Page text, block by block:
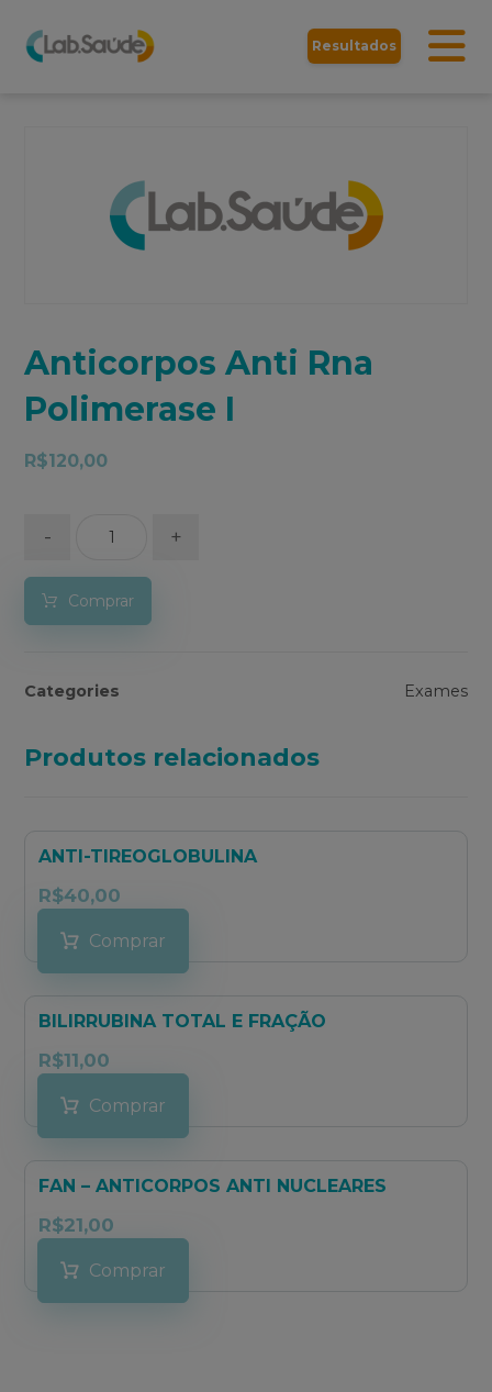
Resultados
Anticorpos Anti Rna
Polimerase I
R$120,00
- +
Comprar
Categories Exames
Produtos relacionados
ANTI-TIREOGLOBULINA
R$40,00
Comprar
BILIRRUBINA TOTAL E FRAÇÃO
R$11,00
Comprar
FAN – ANTICORPOS ANTI NUCLEARES
R$21,00
Comprar